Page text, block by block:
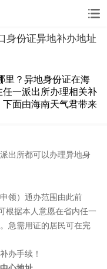
身份证异地补办地址
里？异地身份证在海
一派出所办理相关补
面由海南天气君带来
出所都可以办理异地身
领）通办范围由此前
根据本人意愿在省内任一
急需用证的居民可在完
办手续！